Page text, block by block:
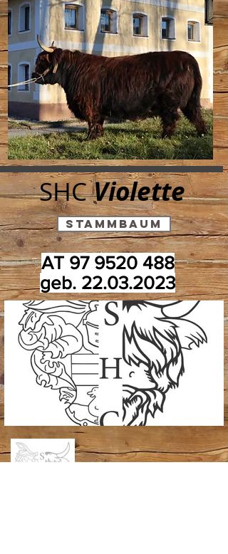
SHCViolette
Stammbaum
AT 97 9520 488
geb. 22.03.2023